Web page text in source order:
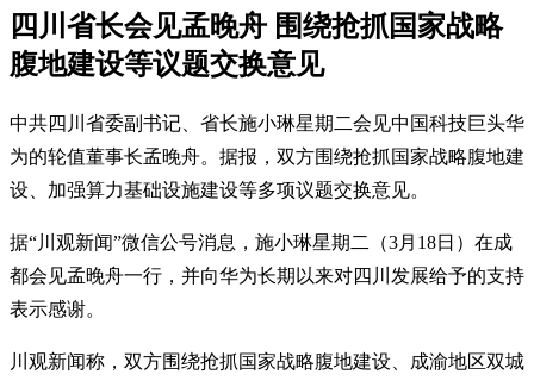
四川省长会见孟晚舟 围绕抢抓国家战略
腹地建设等议题交换意见
中共四川省委副书记、省长施小琳星期二会见中国科技巨头华
为的轮值董事长孟晚舟。据报，双方围绕抢抓国家战略腹地建
设、加强算力基础设施建设等多项议题交换意见。
据“川观新闻”微信公号消息，施小琳星期二（3月18日）在成
都会见孟晚舟一行，并向华为长期以来对四川发展给予的支持
表示感谢。
川观新闻称，双方围绕抢抓国家战略腹地建设、成渝地区双城